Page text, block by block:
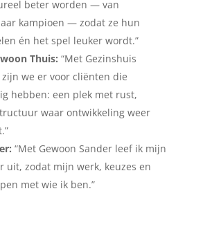
beter worden — van
kampioen — zodat ze hun
én het spel leuker wordt.”
Thuis: “Met Gezinshuis
zijn we er voor cliënten die
hebben: een plek met rust,
waar ontwikkeling weer
“Met Gewoon Sander leef ik mijn
uit, zodat mijn werk, keuzes en
met wie ik ben.”